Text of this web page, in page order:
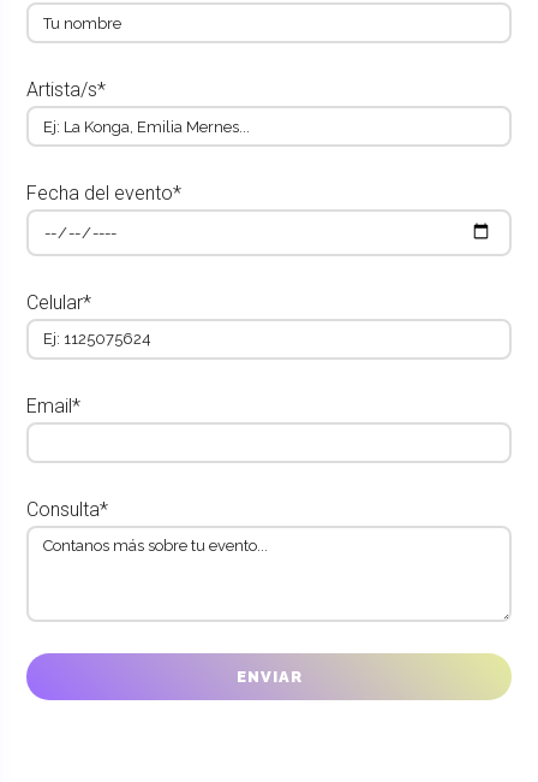
Artista/s*
Fecha del evento*
Celular*
Email*
Consulta*